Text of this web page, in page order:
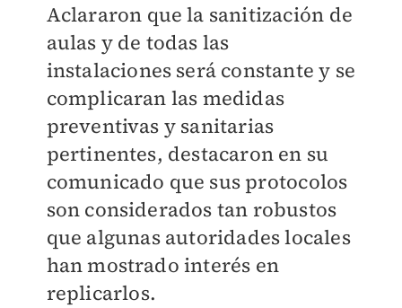
Aclararon que la sanitización de
aulas y de todas las
instalaciones será constante y se
complicaran las medidas
preventivas y sanitarias
pertinentes, destacaron en su
comunicado que sus protocolos
son considerados tan robustos
que algunas autoridades locales
han mostrado interés en
replicarlos.